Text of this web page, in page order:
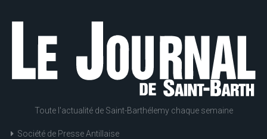
Toute l'actualité de Saint-Barthélemy chaque semaine
Société de Presse Antillaise